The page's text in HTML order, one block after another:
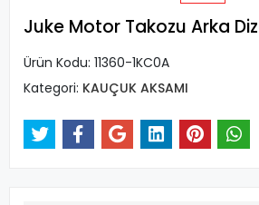
Juke Motor Takozu Arka
Ürün Kodu: 11360-1KC0A
Kategori: KAUÇUK AKSAMI